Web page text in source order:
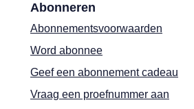
Abonneren
Abonnementsvoorwaarden
Word abonnee
Geef een abonnement cadeau
Vraag een proefnummer aan